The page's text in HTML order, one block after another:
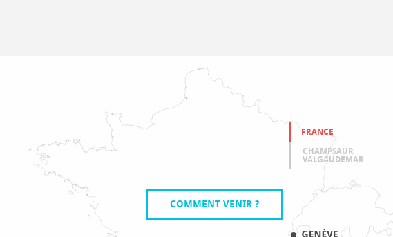
FRANCE
CHAMPSAUR
VALGAUDEMAR
COMMENT VENIR ?